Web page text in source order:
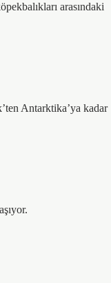
arasındaki
Antarktika’ya kadar